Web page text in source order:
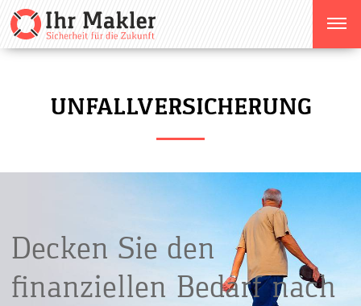
UNFALLVERSICHERUNG
Decken Sie den
finanziellen Bedarf nach